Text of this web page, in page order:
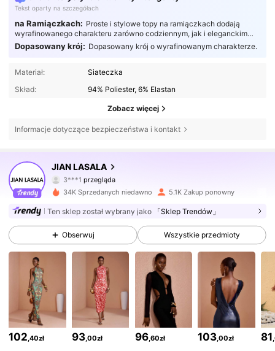
Tekst oparty na szczegółach
na Ramiączkach: Proste i stylowe topy na ramiączkach dodają
wyrafinowanego charakteru zarówno codziennym, jak i eleganckim
stylizacjom, stanowiąc idealne uzupełnienie każdej garderoby.
Dopasowany krój: Dopasowany krój o wyrafinowanym charakterze.
Materiał:
Siateczka
Skład:
94% Poliester, 6% Elastan
Zobacz więcej
Informacje dotyczące bezpieczeństwa i kontakt
JIAN LASALA
3***1 przegląda
57K Obserwujący
4,74 57K Obserwujący
57K Obserwujący
57K Obserwujący
4,74 57K Obserwujący
4,74 57K Obserwujący
34K Sprzedanych niedawno 5.1K Zakup ponowny
Ten sklep został wybrany jako 「Sklep Trendów」
Obserwuj Wszystkie przedmioty
102 ,40zł 93 ,00zł 96,60zł 103 ,00zł 81